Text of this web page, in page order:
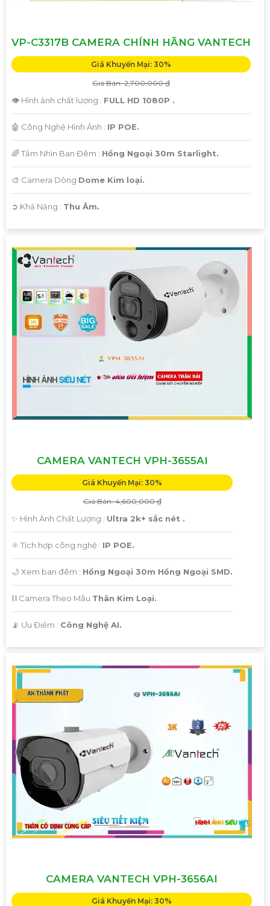
VP-C3317B CAMERA CHÍNH HÃNG VANTECH
Giá Khuyến Mại: 30%
Giá Bán: 2,700,000 ₫
👁 Hình ảnh chất lượng : FULL HD 1080P .
🤖️ Công Nghệ Hình Ảnh : IP POE.
🌈 Tầm Nhìn Ban Đêm : Hồng Ngoại 30m Starlight.
🎨 Camera Dòng Dome Kim loại.
️➲ Khả Năng : Thu Âm.
CAMERA VANTECH VPH-3655AI
Giá Khuyến Mại: 30%
Giá Bán: 4,600,000 ₫
✨ Hình Ành Chất Lượng : Ultra 2k+ sắc nét .
⚛️ Tích hợp công nghệ : IP POE.
🌙 Xem ban đêm : Hồng Ngoại 30m Hồng Ngoại SMD.
⛓ Camera Theo Mẫu Thân Kim Loại.
️📡 Ưu Điểm : Công Nghệ AI.
CAMERA VANTECH VPH-3656AI
Giá Khuyến Mại: 30%